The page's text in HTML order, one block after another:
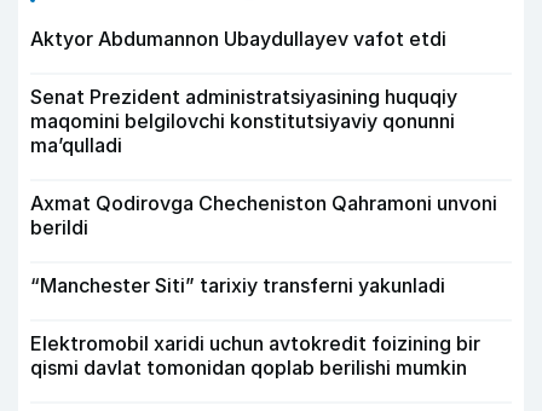
Aktyor Abdu­mannon Ubaydullayev vafot etdi
Senat Prezident administratsiyasining huquqiy
maqomini belgilovchi konstitutsiyaviy qonunni
ma’qulladi
Axmat Qodirovga Checheniston Qahramoni unvoni
berildi
“Manchester Siti” tarixiy transferni yakunladi
Elektromobil xaridi uchun avtokredit foizining bir
qismi davlat tomonidan qoplab berilishi mumkin